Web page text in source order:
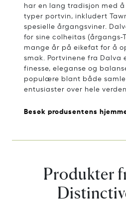
har en lang tradisjon med
typer portvin, inkludert
spesielle årgangsviner.
for sine colheitas (årgangs-
mange år på eikefat for å
smak. Portvinene fra Dalva
finesse, eleganse og
populære blant både
entusiaster over hele verden.
Besøk produsentens
Produkter